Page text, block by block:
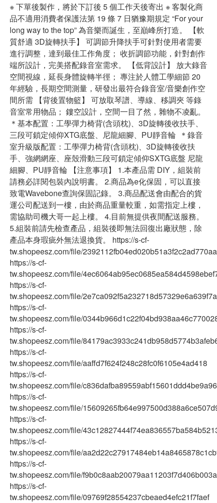
※ 下單後製作，將於下訂後 5 個工作天後寄出 ※ 客製化商
品不適用消費者保護法第 19 條 7 日猶豫期規定 “For your
long way to the top” 為音樂而誕生，至巔峰所打造。 【軟
質舒適 3D旋轉扶手】 可調節升降扶手可針對使用者需要
進行調整，達到最佳工作角度； 收折調節功能，針對創作
端所設計，完美搭配錄音室需求。 【低背設計】 放大錄音
空間視線，延長身體旋轉半徑； 專注於人體工學細節 20
年經驗，長期空間測量，研發出最符合錄音室/音樂創作空
間所需 【背後置物籃】 可放取琴譜、導線、移調夾 等錄
音室常用物品； 鏤空設計，空間一目了然，雜物不凌亂。
＊基本配置：工學彈力椅背(含頭枕)、3D旋轉後收扶手、
三段可鎖定傾仰XTG底盤、尼龍細腳、PU靜音輪 ＊錄音
室升級版配置：工學彈力椅背(含頭枕)、3D旋轉後收扶
手、強網網座、座殼滑動三段可鎖定傾仰SXTG底盤 尼龍
細腳、PU靜音輪 【注意事項】 1.本產品需 DIY，組裝前
請務必詳閱包裝內說明書。 2.商品為e化保固，可以直接
致電Wavebone查詢保固記錄。 3.商品配送會由配合的貨
運公司配送到一樓，由於商品重量較重，如需指定上樓，
需協助司機大哥一起上樓。 4.目前無提供夜間配送服務。
5.組裝前請先檢查產品，組裝後即無法回復出廠狀態，除
產品本身瑕疵外無法退換貨。 https://s-cf-
tw.shopeesz.com/file/2392112fb04ed020b51a3f2c2ad770aa
https://s-cf-
tw.shopeesz.com/file/
https://s-cf-
tw.shopeesz.com/file/2e7ca092f5a232718d57329e6a639f7a
https://s-cf-
tw.shopeesz.com/file/
https://s-cf-
tw.shopeesz.com/file/
https://s-cf-
tw.shopeesz.com/file/aaffd7f624f248c28fc0f6105e4ad418
https://s-cf-
tw.shopeesz.com/file/c836dafba89559abf15601ddd4be9a96
https://s-cf-
tw.shopeesz.com/file/
https://s-cf-
tw.shopeesz.com/file/
https://s-cf-
tw.shopeesz.com/file/
https://s-cf-
tw.shopeesz.com/file/f9b0c8aab20079aa11203f7d406b003a
https://s-cf-
tw.shopeesz.com/file/09769f28554237cbeaed4efc21f7faef